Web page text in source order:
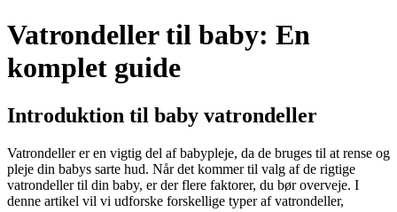
Vatrondeller til baby: En
komplet guide
Introduktion til baby vatrondeller
Vatrondeller er en vigtig del af babypleje, da de bruges til at rense og
pleje din babys sarte hud. Når det kommer til valg af de rigtige
vatrondeller til din baby, er der flere faktorer, du bør overveje. I
denne artikel vil vi udforske forskellige typer af vatrondeller,